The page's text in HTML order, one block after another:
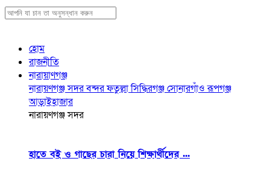
হোম
রাজনীতি
নারায়াণগঞ্জ
নারায়ণগঞ্জ সদরবন্দরফতুল্লাসিদ্ধিরগঞ্জসোনারগাঁওরূপগঞ্জ
আড়াইহাজার
নারায়ণগঞ্জ সদর
হাতে বই ও গাছের চারা নিয়ে শিক্ষার্থীদের ...